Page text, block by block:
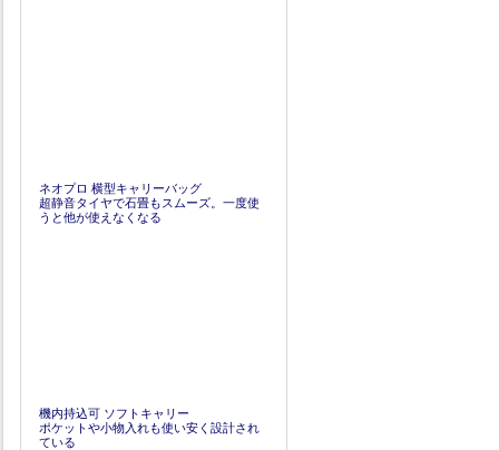
ネオプロ 横型キャリーバッグ
超静音タイヤで石畳もスムーズ。一度使
うと他が使えなくなる
機内持込可 ソフトキャリー
ポケットや小物入れも使い安く設計され
ている